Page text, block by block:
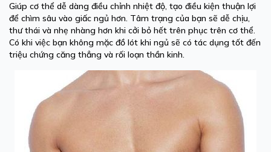
Giúp cơ thể dễ dàng điều chỉnh nhiệt độ, tạo điều kiện thuận lợi
để chìm sâu vào giấc ngủ hơn. Tâm trạng của bạn sẽ dễ chịu,
thư thái và nhẹ nhàng hơn khi cởi bỏ hết trên phục trên cơ thể.
Có khi việc bạn không mặc đồ lót khi ngủ sẽ có tác dụng tốt đến
triệu chứng căng thẳng và rối loạn thần kinh.